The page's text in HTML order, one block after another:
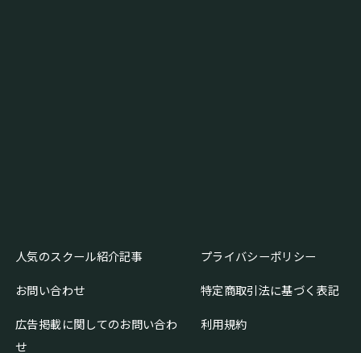
人気のスクール紹介記事
お問い合わせ
広告掲載に関してのお問い合わ
せ
プライバシーポリシー
特定商取引法に基づく表記
利用規約